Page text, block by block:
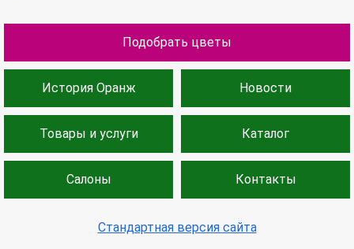
Подобрать цветы
История Оранж Новости
Товары и услуги Каталог
Салоны Контакты
Стандартная версия сайта